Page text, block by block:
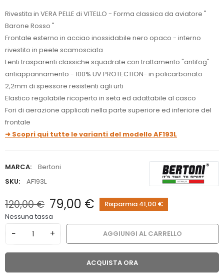
Rivestita in VERA PELLE di VITELLO - Forma classica da aviatore "
Barone Rosso "
Frontale esterno in acciao inossidabile nero opaco - interno
rivestito in peele scamosciata
Lenti trasparenti classiche squadrate con trattamento "antifog"
antiappannamento - 100% UV PROTECTION- in policarbonato
2,2mm di spessore resistenti agli urti
Elastico regolabile ricoperto in seta ed adattabile al casco
Fori di aerazione applicati nella parte superiore ed inferiore del
frontale
➜ Scopri qui tutte le varianti del modello AF193L
MARCA:
Bertoni
SKU:
AF193L
120,00 € 79,00 €
Risparmia 41,00 €
Nessuna tassa
− + AGGIUNGI AL CARRELLO
ACQUISTA ORA